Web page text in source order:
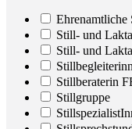
Ehrenamtliche
Still- und
Still- und
Stillberaterin
Stillgruppe